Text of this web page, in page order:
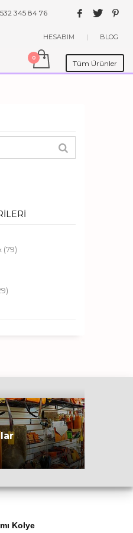
345 84 76
HESABIM | BLOG
Tüm Ürünler
(79)
Kolye